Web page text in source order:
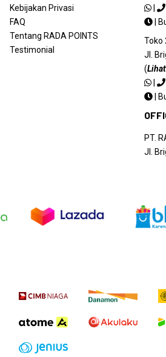
Kebijakan Privasi
FAQ
Tentang RADA POINTS
Testimonial
|
|
Toko
Jl.
(
|
|
PT.
Jl.